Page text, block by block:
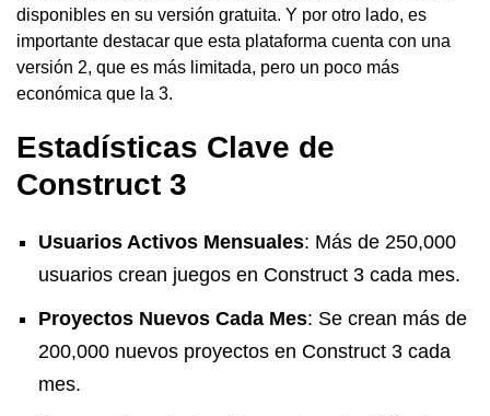
disponibles en su versión gratuita. Y por otro lado, es
importante destacar que esta plataforma cuenta con una
versión 2, que es más limitada, pero un poco más
económica que la 3.
Estadísticas Clave de
Construct 3
Usuarios Activos Mensuales: Más de 250,000
usuarios crean juegos en Construct 3 cada mes.
Proyectos Nuevos Cada Mes: Se crean más de
200,000 nuevos proyectos en Construct 3 cada
mes.